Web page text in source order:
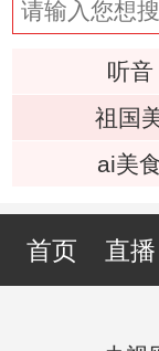
听音
祖国
ai美
首页 直播